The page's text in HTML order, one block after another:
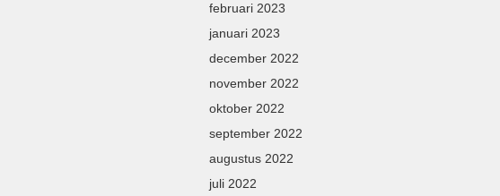
februari 2023
januari 2023
december 2022
november 2022
oktober 2022
september 2022
augustus 2022
juli 2022